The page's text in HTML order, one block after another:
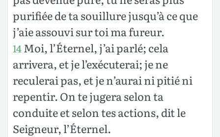
purifiée de ta souillure jusqu’à ce que
j’aie assouvi sur toi ma fureur.
14Moi, l’Éternel, j’ai parlé; cela
arrivera, et je l’exécuterai; je ne
reculerai pas, et je n’aurai ni pitié ni
repentir. On te jugera selon ta
conduite et selon tes actions, dit le
Seigneur, l’Éternel.